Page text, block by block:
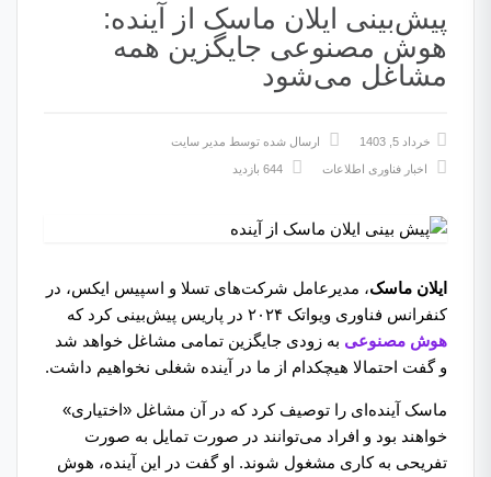
پیش‌بینی ایلان ماسک از آینده:
هوش مصنوعی جایگزین همه
مشاغل می‌شود
خرداد 5, 1403 ارسال شده توسط مدیر سایت
اخبار فناوری اطلاعات
ایلان ماسک، مدیرعامل شرکت‌های تسلا و اسپیس ایکس، در
کنفرانس فناوری ویواتک ۲۰۲۴ در پاریس پیش‌بینی کرد که
هوش مصنوعی به زودی جایگزین تمامی مشاغل خواهد شد
و گفت احتمالا هیچکدام از ما در آینده شغلی نخواهیم داشت.
ماسک آینده‌ای را توصیف کرد که در آن مشاغل «اختیاری»
خواهند بود و افراد می‌توانند در صورت تمایل به صورت
تفریحی به کاری مشغول شوند. او گفت در این آینده، هوش